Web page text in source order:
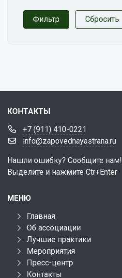
КОНТАКТЫ
+7 (911) 410-0221
info@zapovednayastrana.ru
Нашли ошибку? Сообщите нам!
Выделите и нажмите Ctr+Enter
МЕНЮ
Главная
Об ассоциации
Лучшие практики
Мероприятия
Пресс-центр
Контакты